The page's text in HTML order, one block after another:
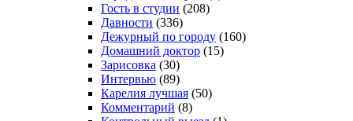
Гость в студии (208)
Давности (336)
Дежурный по городу (160)
Домашний доктор (15)
Зарисовка (30)
Интервью (89)
Карелия лучшая (50)
Комментарий (8)